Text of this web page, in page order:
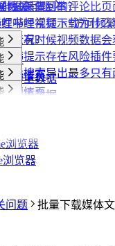
数据
是怎么回事？
书经常提示“访问频
情况？
书提示存在风险插件
么搜索导出最多只有
么采集到的评论比
么有时候视频数据会
相关问题
哔哩视频下载为什
页
详情页
页
博主数据
评论数据
转换
页
详情页
达人数据
页
视频数据
详情页
评论数据
视频数据
转换
详情页
达人数据
视频数据
解析
浏览器
浏览器
问题
批量下载媒体